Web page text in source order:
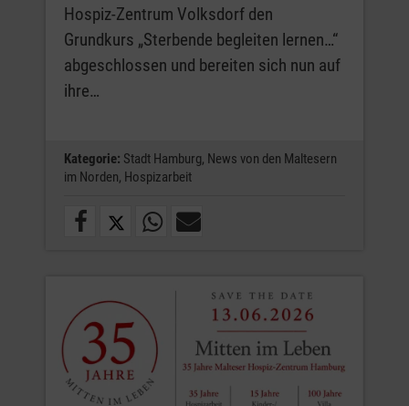
Hospiz-Zentrum Volksdorf den
Grundkurs „Sterbende begleiten lernen…“
abgeschlossen und bereiten sich nun auf
ihre…
Kategorie: Stadt Hamburg, News von den Maltesern
im Norden, Hospizarbeit